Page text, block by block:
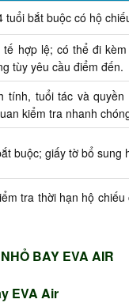
tuổi bắt buộc có hộ
tế hợp lệ; có thể đi
tùy yêu cầu điểm đến.
tính, tuổi tác và
kiểm tra nhanh
buộc; giấy tờ bổ
tra thời hạn hộ
BAY EVA AIR
EVA Air